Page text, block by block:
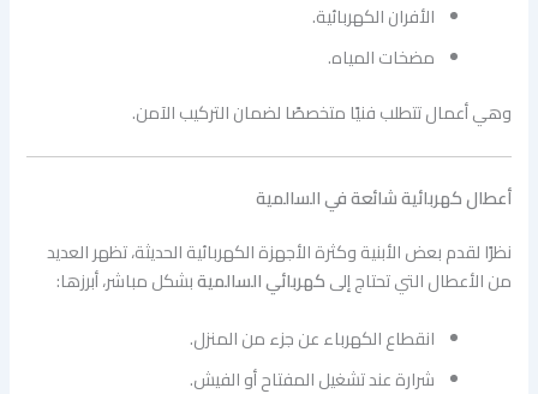
الأفران الكهربائية.
مضخات المياه.
وهي أعمال تتطلب فنيًا متخصصًا لضمان التركيب الآمن.
أعطال كهربائية شائعة في السالمية
نظرًا لقدم بعض الأبنية وكثرة الأجهزة الكهربائية الحديثة، تظهر العديد
من الأعطال التي تحتاج إلىكهربائي السالميةبشكل مباشر، أبرزها:
انقطاع الكهرباء عن جزء من المنزل.
شرارة عند تشغيل المفتاح أو الفيش.